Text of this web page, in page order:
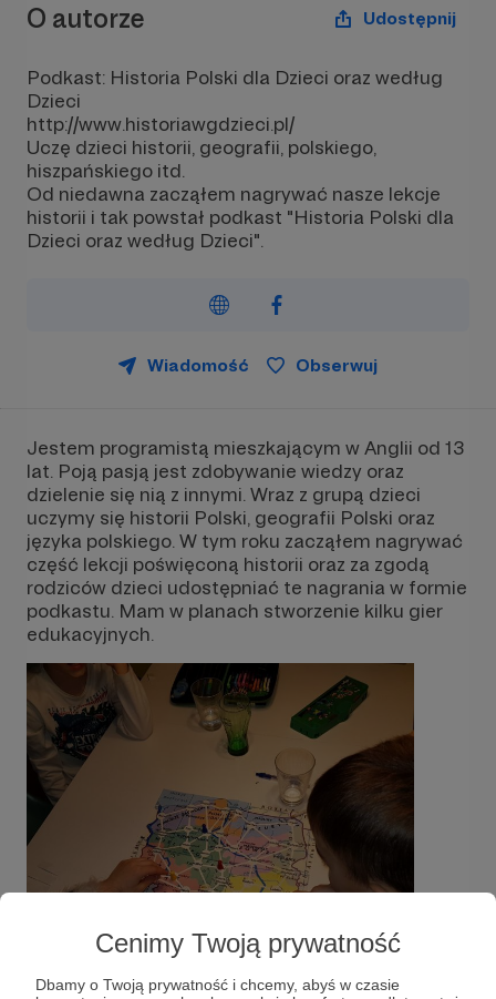
Cenimy Twoją prywatność
Dbamy o Twoją prywatność i chcemy, abyś w czasie
O autorze Udostępnij
Podkast: Historia Polski dla Dzieci oraz według
Dzieci
http://www.historiawgdzieci.pl/
Uczę dzieci historii, geografii, polskiego,
hiszpańskiego itd.
Od niedawna zacząłem nagrywać nasze lekcje
historii i tak powstał podkast "Historia Polski dla
Dzieci oraz według Dzieci".
Wiadomość Obserwuj
Jestem programistą mieszkającym w Anglii od 13
lat. Poją pasją jest zdobywanie wiedzy oraz
dzielenie się nią z innymi. Wraz z grupą dzieci
uczymy się historii Polski, geografii Polski oraz
języka polskiego. W tym roku zacząłem nagrywać
część lekcji poświęconą historii oraz za zgodą
rodziców dzieci udostępniać te nagrania w formie
podkastu. Mam w planach stworzenie kilku gier
edukacyjnych.
Rozwiń opis